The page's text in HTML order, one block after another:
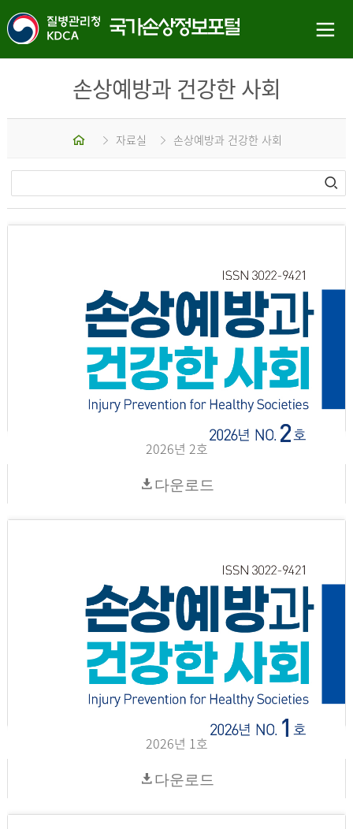
손상예방과 건강한 사회
홈 자료실 손상예방과 건강한 사회
2026년 2호
다운로드
2026년 1호
다운로드